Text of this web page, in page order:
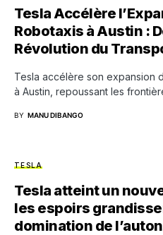
Tesla Accélère
Robotaxis à Austin :
Révolution du
Tesla accélère son expansion
à Austin, repoussant les
BY MANU DIBANGO
TESLA
Tesla atteint un
les espoirs
domination de